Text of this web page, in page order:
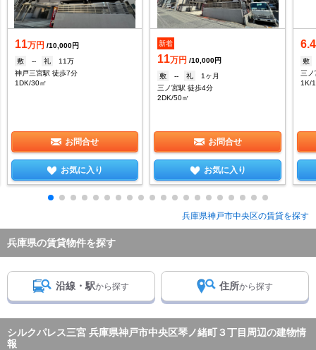
11万円 /10,000円
敷
-- 礼
11万
神戸三宮駅 徒歩7分
1DK/30㎡
お問合せ
お気に入り
新着
11万円 /10,000円
敷
-- 礼
1ヶ月
三ノ宮駅 徒歩4分
2DK/50㎡
お問合せ
お気に入り
6.4
敷
三
1K/
兵庫県神戸市中央区の賃貸を探す
兵庫県の賃貸物件を探す
沿線・駅から探す 住所から探す
シルクパレス三宮 兵庫県神戸市中央区琴ノ緒町３丁目周辺の建物情
報